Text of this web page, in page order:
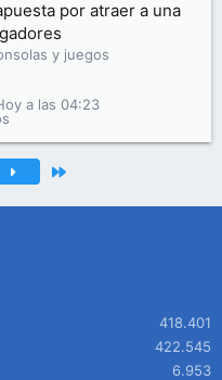
por atraer a una
y juegos
a las 04:23
418.401
422.545
6.953